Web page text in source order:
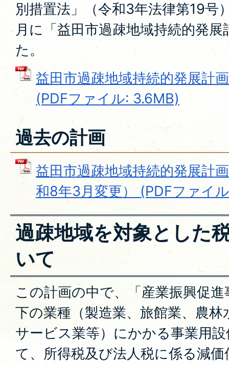
別措置法」（令和3年法律第19号
月に「益田市過疎地域持続的発
た。
益田市過疎地域持続的発展計
(PDFファイル: 3.6MB)
過去の計画
益田市過疎地域持続的発展計
和8年3月変更） (PDFファイ
過疎地域を対象とした
いて
この計画の中で、「産業振興促
下の業種（製造業、旅館業、農林
サービス業等）にかかる事業用
て、所得税及び法人税に係る減